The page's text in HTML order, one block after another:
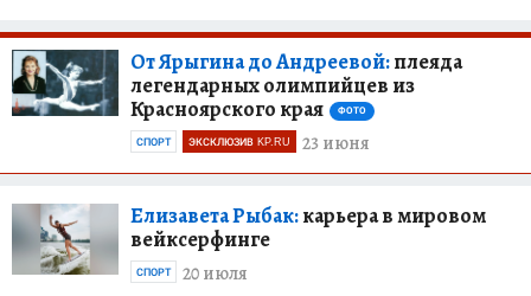
От Ярыгина до Андреевой:плеяда
легендарных олимпийцев из
Красноярского края
ФОТО
23 июня
СПОРТ ЭКСКЛЮЗИВ KP.RU
Елизавета Рыбак:карьера в мировом
вейксерфинге
20 июля
СПОРТ